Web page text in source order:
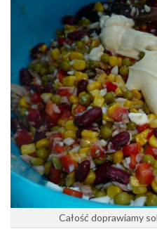
Całość doprawiamy